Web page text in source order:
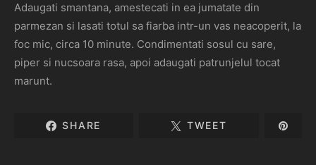
Adaugati smantana, amestecati in ea jumatate din
parmezan si lasati totul sa fiarba intr-un vas neacoperit, la
foc mic, circa 10 minute. Condimentati sosul cu sare,
piper si nucsoara rasa, apoi adaugati patrunjelul tocat
marunt.
SHARE TWEET